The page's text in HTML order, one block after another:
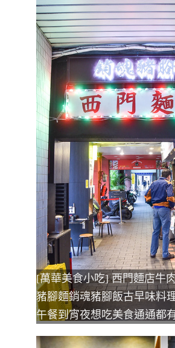
[萬華美食小吃] 西門麵店牛
豬腳麵銷魂豬腳飯古早味料
午餐到宵夜想吃美食通通都